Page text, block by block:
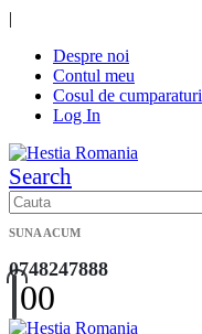
|
Despre noi
Contul meu
Cosul de cumparaturi
Log In
Search
SUNA ACUM
0748247888
00